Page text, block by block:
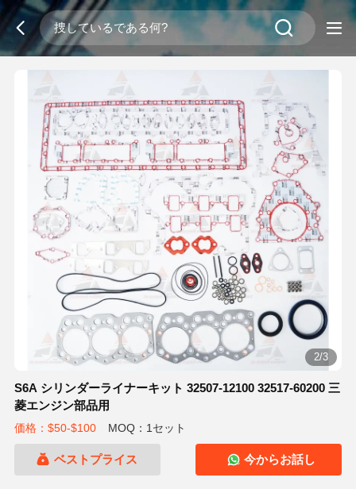
2/3
S6A シリンダーライナーキット 32507-12100 32517-60200 三
菱エンジン部品用
価格：$50-$100 MOQ：1セット
ベストプライス 今からお話し